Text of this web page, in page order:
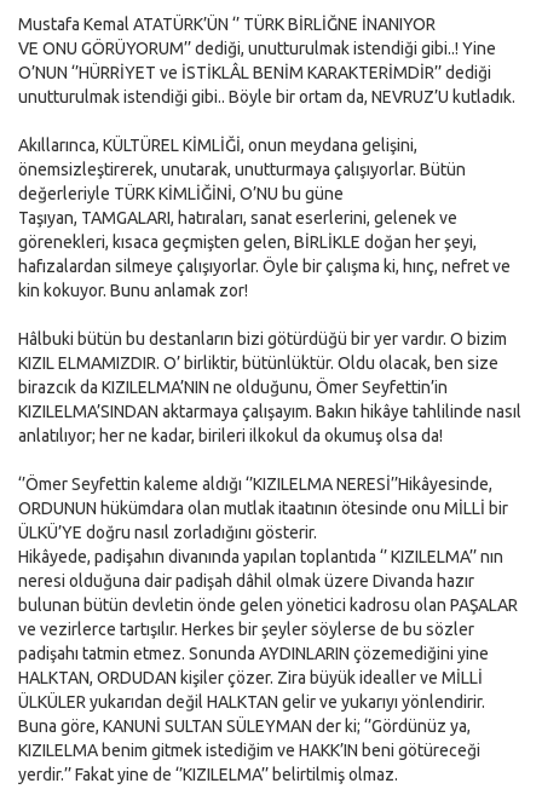
Mustafa Kemal ATATÜRK’ÜN ‘’ TÜRK BİRLİĞNE İNANIYOR
VE ONU GÖRÜYORUM’’ dediği, unutturulmak istendiği gibi..! Yine
O’NUN ‘’HÜRRİYET ve İSTİKLÂL BENİM KARAKTERİMDİR’’ dediği
unutturulmak istendiği gibi.. Böyle bir ortam da, NEVRUZ’U kutladık.
Akıllarınca, KÜLTÜREL KİMLİĞİ, onun meydana gelişini,
önemsizleştirerek, unutarak, unutturmaya çalışıyorlar. Bütün
değerleriyle TÜRK KİMLİĞİNİ, O’NU bu güne
Taşıyan, TAMGALARI, hatıraları, sanat eserlerini, gelenek ve
görenekleri, kısaca geçmişten gelen, BİRLİKLE doğan her şeyi,
hafızalardan silmeye çalışıyorlar. Öyle bir çalışma ki, hınç, nefret ve
kin kokuyor. Bunu anlamak zor!
Hâlbuki bütün bu destanların bizi götürdüğü bir yer vardır. O bizim
KIZIL ELMAMIZDIR. O’ birliktir, bütünlüktür. Oldu olacak, ben size
birazcık da KIZILELMA’NIN ne olduğunu, Ömer Seyfettin’in
KIZILELMA’SINDAN aktarmaya çalışayım. Bakın hikâye tahlilinde nasıl
anlatılıyor; her ne kadar, birileri ilkokul da okumuş olsa da!
‘’Ömer Seyfettin kaleme aldığı ‘’KIZILELMA NERESİ’’Hikâyesinde,
ORDUNUN hükümdara olan mutlak itaatının ötesinde onu MİLLİ bir
ÜLKÜ’YE doğru nasıl zorladığını gösterir.
Hikâyede, padişahın divanında yapılan toplantıda ‘’ KIZILELMA’’ nın
neresi olduğuna dair padişah dâhil olmak üzere Divanda hazır
bulunan bütün devletin önde gelen yönetici kadrosu olan PAŞALAR
ve vezirlerce tartışılır. Herkes bir şeyler söylerse de bu sözler
padişahı tatmin etmez. Sonunda AYDINLARIN çözemediğini yine
HALKTAN, ORDUDAN kişiler çözer. Zira büyük idealler ve MİLLİ
ÜLKÜLER yukarıdan değil HALKTAN gelir ve yukarıyı yönlendirir.
Buna göre, KANUNİ SULTAN SÜLEYMAN der ki; ‘’Gördünüz ya,
KIZILELMA benim gitmek istediğim ve HAKK’IN beni götüreceği
yerdir.’’ Fakat yine de ‘’KIZILELMA’’ belirtilmiş olmaz.